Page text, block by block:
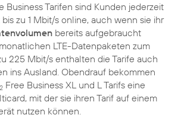
Business Tarifen sind Kunden jederzeit
zu 1 Mbit/s online, auch wenn sie ihr
bereits aufgebraucht
LTE-Datenpaketen zum
225 Mbit/s enthalten die Tarife auch
ins Ausland. Obendrauf bekommen
2 Free Business XL und L Tarifs eine
mit der sie ihren Tarif auf einem
nutzen können.